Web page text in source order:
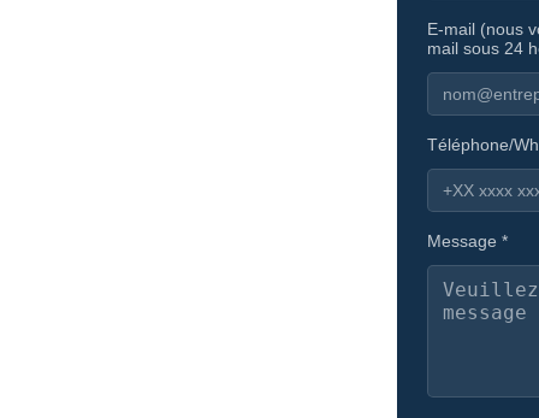
E-mail (nous
mail sous 24
Téléphone/
Message *